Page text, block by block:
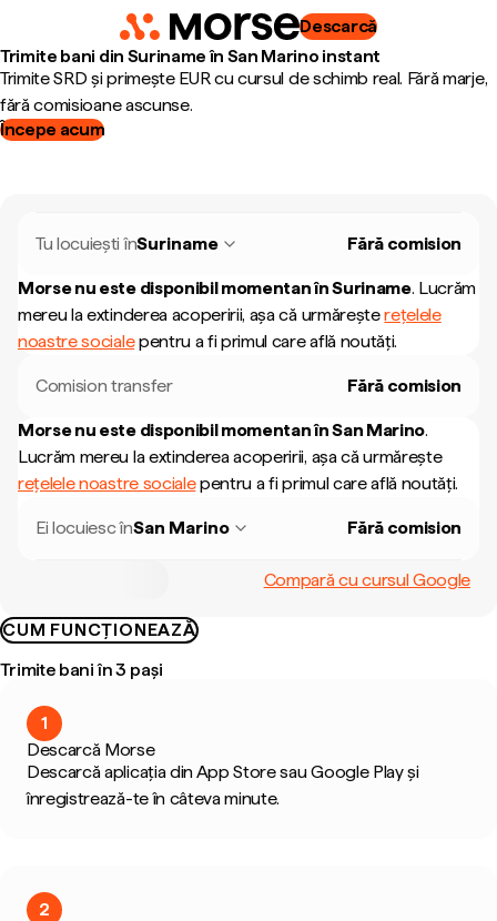
Descarcă
Trimite bani din Suriname în San Marino instant
Trimite SRD și primește EUR cu cursul de schimb real. Fără marje,
fără comisioane ascunse.
Începe acum
Tu locuiești înSuriname Fără comision
Morse nu este disponibil momentan înSuriname. Lucrăm
mereu la extinderea acoperirii, așa că urmăreșterețelele
noastre socialepentru a fi primul care află noutăți.
Comision transfer Fără comision
Morse nu este disponibil momentan înSan Marino.
Lucrăm mereu la extinderea acoperirii, așa că urmărește
rețelele noastre socialepentru a fi primul care află noutăți.
Ei locuiesc înSan Marino Fără comision
Compară cu cursul Google
CUM FUNCȚIONEAZĂ
Trimite bani în 3 pași
1
Descarcă Morse
Descarcă aplicația din App Store sau Google Play și
înregistrează-te în câteva minute.
2